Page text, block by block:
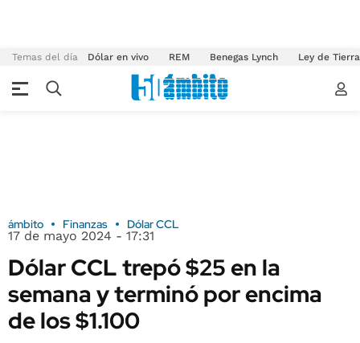
Temas del día Dólar en vivo REM Benegas Lynch Ley de
ámbito Finanzas Dólar CCL
17 de mayo 2024 - 17:31
Dólar CCL trepó $25 en la
semana y terminó por encima
de los $1.100